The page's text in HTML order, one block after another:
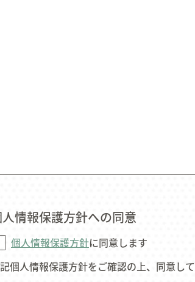
情報保護方針への同意
個人情報保護方針に同意します
個人情報保護方針をご確認の上、同意し